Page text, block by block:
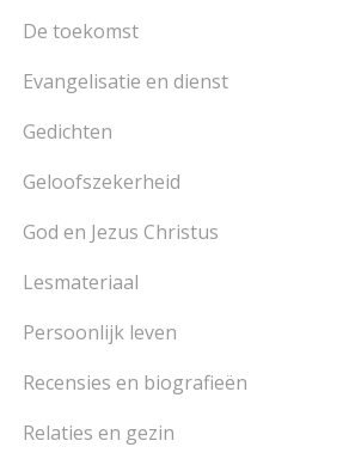
De toekomst
Evangelisatie en dienst
Gedichten
Geloofszekerheid
God en Jezus Christus
Lesmateriaal
Persoonlijk leven
Recensies en biografieën
Relaties en gezin